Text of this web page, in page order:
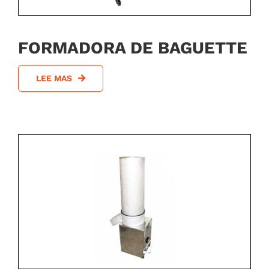
FORMADORA DE BAGUETTE
LEE MAS